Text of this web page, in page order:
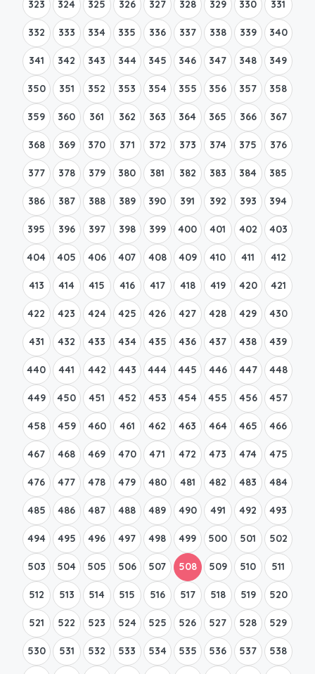
323 324 325 326 327 328 329 330 331
332 333 334 335 336 337 338 339 340
341 342 343 344 345 346 347 348 349
350 351 352 353 354 355 356 357 358
359 360 361 362 363 364 365 366 367
368 369 370 371 372 373 374 375 376
377 378 379 380 381 382 383 384 385
386 387 388 389 390 391 392 393 394
395 396 397 398 399 400 401 402 403
404 405 406 407 408 409 410 411 412
413 414 415 416 417 418 419 420 421
422 423 424 425 426 427 428 429 430
431 432 433 434 435 436 437 438 439
440 441 442 443 444 445 446 447 448
449 450 451 452 453 454 455 456 457
458 459 460 461 462 463 464 465 466
467 468 469 470 471 472 473 474 475
476 477 478 479 480 481 482 483 484
485 486 487 488 489 490 491 492 493
494 495 496 497 498 499 500 501 502
503 504 505 506 507 508 509 510 511
512 513 514 515 516 517 518 519 520
521 522 523 524 525 526 527 528 529
530 531 532 533 534 535 536 537 538